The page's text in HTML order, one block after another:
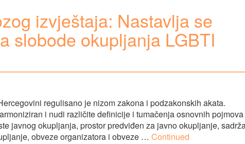
izvještaja: Nastavlja se
slobode okupljanja LGBTI
regulisano je nizom zakona i podzakonskih akata.
i nudi različite definicije i tumačenja osnovnih pojmova
javnog okupljanja, prostor predviđen za javno okupljanje,
obveze organizatora i obveze … Continued